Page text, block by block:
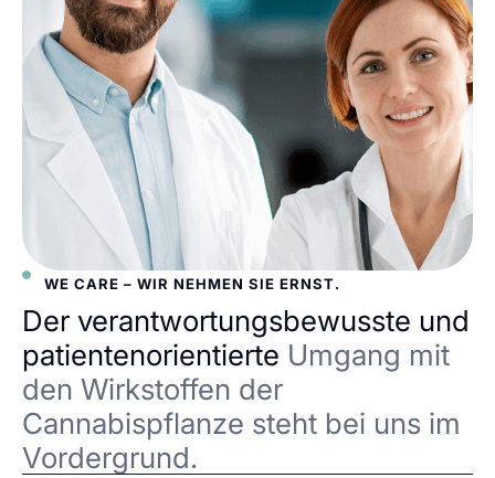
WE CARE – WIR NEHMEN SIE ERNST.
Der verantwortungsbewusste und
patientenorientierte Umgang mit
den Wirkstoffen der
Cannabispflanze steht bei uns im
Vordergrund.